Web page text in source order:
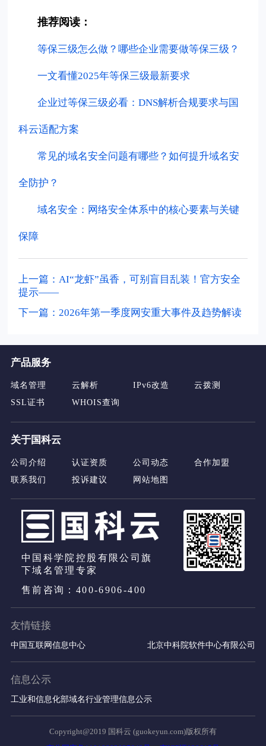
推荐阅读：
等保三级怎么做？哪些企业需要做等保三级？
一文看懂2025年等保三级最新要求
企业过等保三级必看：DNS解析合规要求与国
科云适配方案
常见的域名安全问题有哪些？如何提升域名安
全防护？
域名安全：网络安全体系中的核心要素与关键
保障
上一篇：AI“龙虾”虽香，可别盲目乱装！官方安全
提示——
下一篇：2026年第一季度网安重大事件及趋势解读
产品服务
域名管理 云解析 IPv6改造
云拨测
SSL证书
WHOIS查询
关于国科云
公司介绍 认证资质 公司动态
合作加盟
联系我们
投诉建议 网站地图
中国科学院控股有限公司旗
下域名管理专家
售前咨询：400-6906-400
友情链接
中国互联网信息中心 北京中科院软件中心有限公司
信息公示
工业和信息化部域名行业管理信息公示
Copyright@2019 国科云 (guokeyun.com)版权所有